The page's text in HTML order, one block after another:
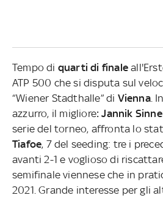
Tempo di quarti di finale
ATP 500 che si disputa sul
“Wiener Stadthalle” di Vienna.
azzurro, il migliore: Jannik
serie del torneo, affronta lo
Tiafoe, 7 del seeding: tre i
avanti 2-1 e voglioso di
semifinale viennese che in
2021. Grande interesse per gli